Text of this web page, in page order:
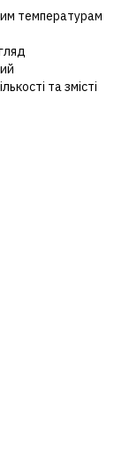
температурам
та змісті